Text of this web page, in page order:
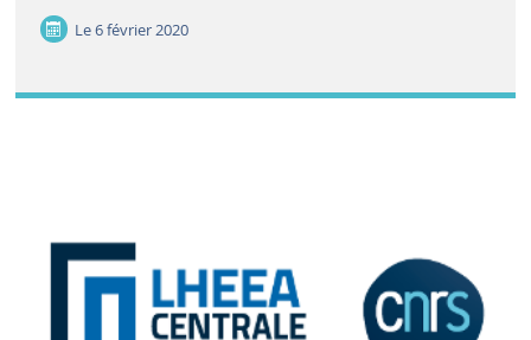
Le6 février 2020